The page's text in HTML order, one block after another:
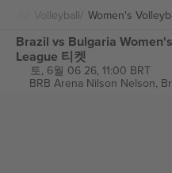
Volleyball Women's
Brazil vs Bulgaria
League 티켓
토, 6월 06 26, 11:00 BRT
BRB Arena Nilson Nelson,